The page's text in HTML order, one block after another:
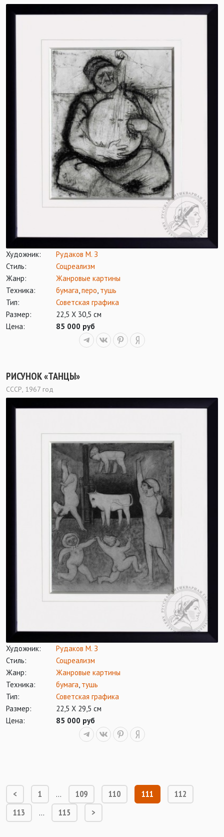
Художник:
Рудаков М. З
Стиль:
Соцреализм
Жанр:
Жанровые картины
Техника:
бумага,перо, тушь
Тип:
Советская графика
Размер:
22,5 Х 30,5 см
Цена:
85 000 руб
РИСУНОК «ТАНЦЫ»
СССР, 1967 год
Художник:
Рудаков М. З
Стиль:
Соцреализм
Жанр:
Жанровые картины
Техника:
бумага, тушь
Тип:
Советская графика
Размер:
22,5 Х 29,5 см
Цена:
85 000 руб
< 1 … 109 110 111
112
113
… 115 >